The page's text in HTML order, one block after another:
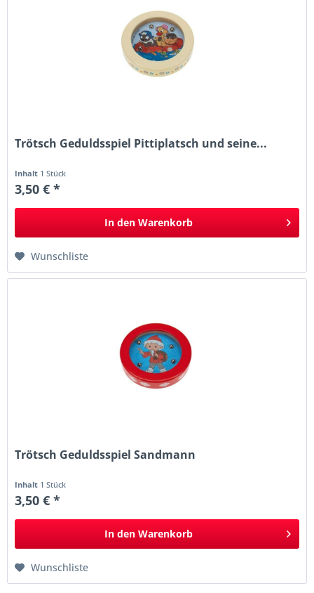
Trötsch Geduldsspiel Pittiplatsch und seine...
Inhalt 1 Stück
3,50 € *
In den Warenkorb
Wunschliste
Trötsch Geduldsspiel Sandmann
Inhalt 1 Stück
3,50 € *
In den Warenkorb
Wunschliste